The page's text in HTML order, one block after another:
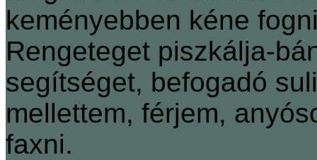
keményebben kéne
Rengeteget piszkálja-
segítséget, befogadó
mellettem, férjem,
faxni.